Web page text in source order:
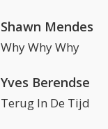
Shawn Mendes
Why Why Why
Yves Berendse
Terug In De Tijd